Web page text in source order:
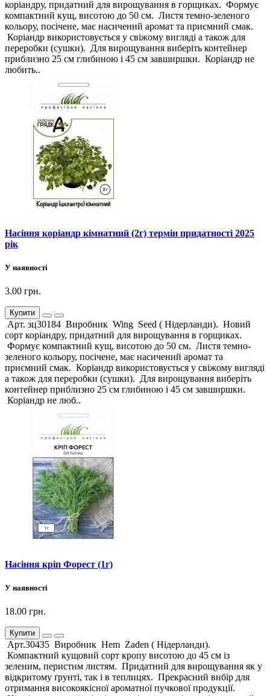
коріандру, придатний для вирощування в горщиках. Формує
компактний кущ, висотою до 50 см. Листя темно-зеленого
кольору, посічене, має насичений аромат та приємний смак.
Коріандр використовується у свіжому вигляді а також для
переробки (сушки). Для вирощування виберіть контейнер
приблизно 25 см глибиною і 45 см завширшки. Коріандр не
любить..
Насіння коріандр кімнатний (2г) термін придатності 2025
рік
У наявності
3.00 грн.
Купити
Арт. зц30184 Виробник Wing Seed ( Нідерланди). Новий
сорт коріандру, придатний для вирощування в горщиках.
Формує компактний кущ, висотою до 50 см. Листя темно-
зеленого кольору, посічене, має насичений аромат та
приємний смак. Коріандр використовується у свіжому вигляді
а також для переробки (сушки). Для вирощування виберіть
контейнер приблизно 25 см глибиною і 45 см завширшки.
Коріандр не люб..
Насіння кріп Форест (1г)
У наявності
18.00 грн.
Купити
Арт.30435 Виробник Hem Zaden ( Нідерланди).
Компактний кущовий сорт кропу висотою до 45 см із
зеленим, перистим листям. Придатний для вирощування як у
відкритому ґрунті, так і в теплицях. Прекрасний вибір для
отримання високоякісної ароматної пучкової продукції.